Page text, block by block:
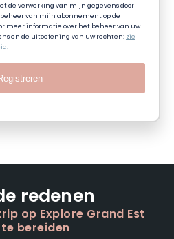
de verwerking van mijn gegevens door
beheer van mijn abonnement op de
meer informatie over het beheer van uw
en de uitoefening van uw rechten:zie
redenen
op Explore Grand Est
bereiden